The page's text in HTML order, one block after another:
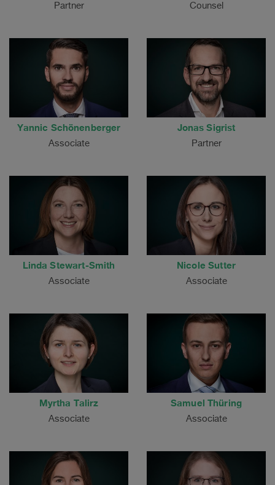
Partner Counsel
Yannic Schönenberger
Associate
Jonas Sigrist
Partner
Linda Stewart-Smith
Associate
Nicole Sutter
Associate
Myrtha Talirz
Associate
Samuel Thüring
Associate